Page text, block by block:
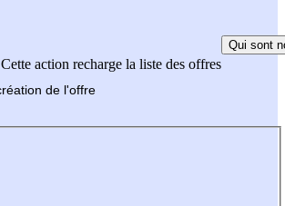
Cette action recharge la liste des offres
Qui sont
de l'offre